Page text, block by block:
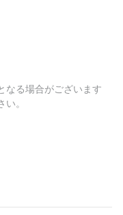
なる場合がございます
。